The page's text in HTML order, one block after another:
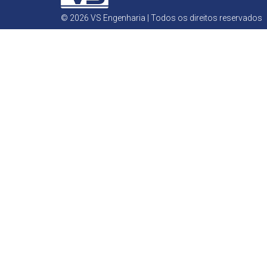
© 2026 VS Engenharia | Todos os direitos reservados